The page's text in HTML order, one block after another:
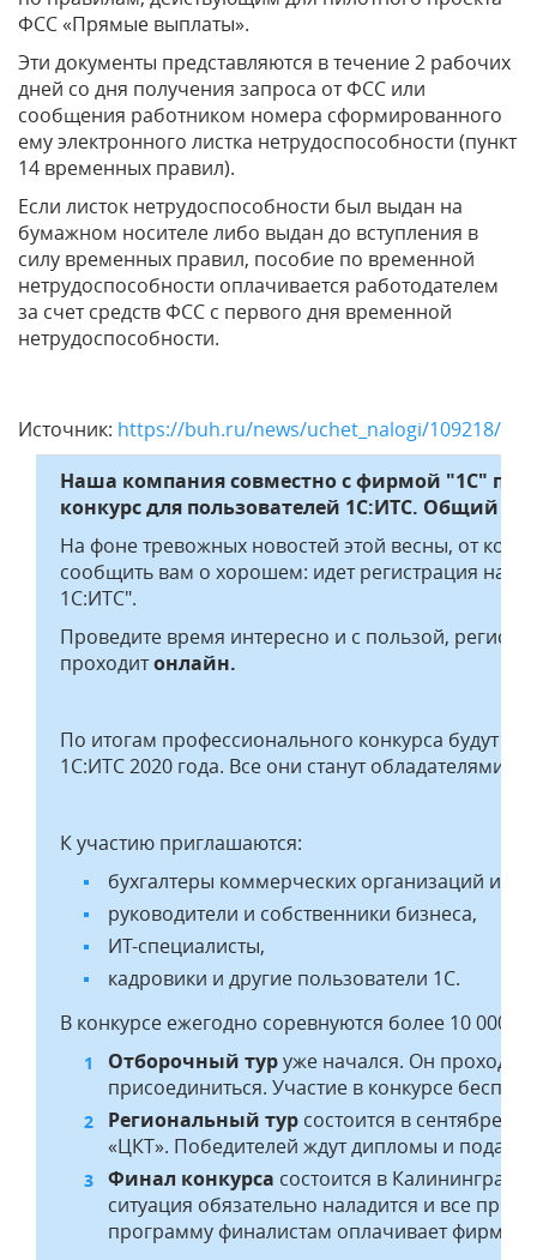
ФСС «Прямые выплаты».
Эти документы представляются в течение 2 рабочих
дней со дня получения запроса от ФСС или
сообщения работником номера сформированного
ему электронного листка нетрудоспособности (пункт
14 временных правил).
Если листок нетрудоспособности был выдан на
бумажном носителе либо выдан до вступления в
силу временных правил, пособие по временной
нетрудоспособности оплачивается работодателем
за счет средств ФСС с первого дня временной
нетрудоспособности.
Источник: https://buh.ru/news/uchet_nalogi/109218/
Наша компания совместно с фирмой "1С"
конкурс для пользователей 1С:ИТС. Общий
На фоне тревожных новостей этой весны, от
сообщить вам о хорошем: идет регистрация на
1С:ИТС".
Проведите время интересно и с пользой,
проходитонлайн.
По итогам профессионального конкурса будут
1С:ИТС 2020 года. Все они станут обладателями
К участию приглашаются:
бухгалтеры коммерческих организаций и
руководители и собственники бизнеса,
ИТ-специалисты,
кадровики и другие пользователи 1С.
В конкурсе ежегодно соревнуются более 10 000
Отборочный туруже начался. Он
присоединиться. Участие в конкурсе
Региональный тур состоится в сентябре,
«ЦКТ». Победителей ждут дипломы и
Финал конкурса состоится в
ситуация обязательно наладится и все
программу финалистам оплачивает фирма